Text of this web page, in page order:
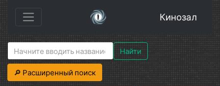
Кинозал
Найти
🔎 Расширенный поиск